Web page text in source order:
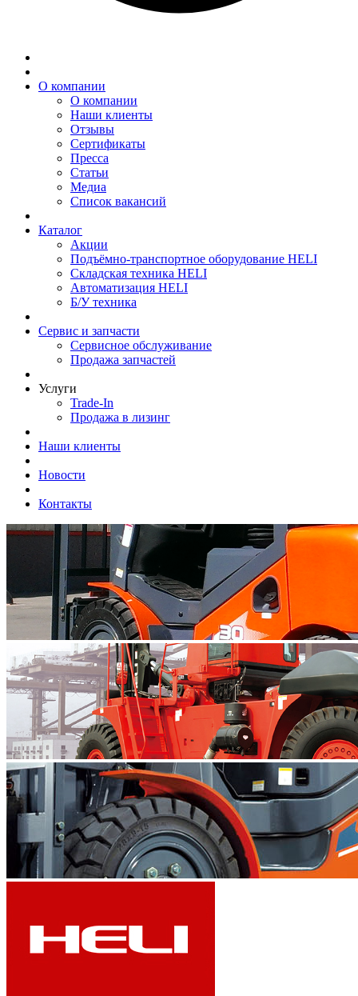
О компании
О компании
Наши клиенты
Отзывы
Сертификаты
Пресса
Статьи
Медиа
Список вакансий
Каталог
Акции
Подъёмно-транспортное оборудование HELI
Складская техника HELI
Автоматизация HELI
Б/У техника
Сервис и запчасти
Сервисное обслуживание
Продажа запчастей
Услуги
Trade-In
Продажа в лизинг
Наши клиенты
Новости
Контакты